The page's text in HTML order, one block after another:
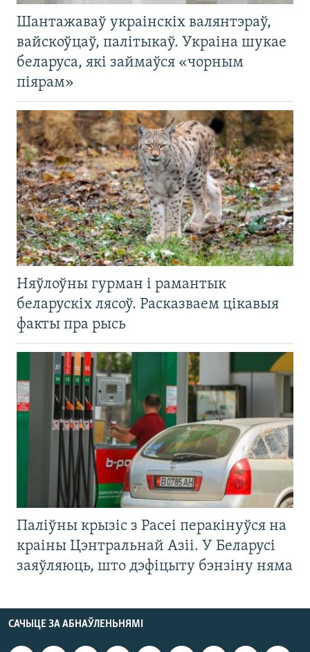
Шантажаваў украінскіх валянтэраў,
вайскоўцаў, палітыкаў. Украіна шукае
беларуса, які займаўся «чорным
піярам»
Няўлоўны гурман і рамантык
беларускіх лясоў. Расказваем цікавыя
факты пра рысь
Паліўны крызіс з Расеі перакінуўся на
краіны Цэнтральнай Азіі. У Беларусі
заяўляюць, што дэфіцыту бэнзіну няма
САЧЫЦЕ ЗА АБНАЎЛЕНЬНЯМІ